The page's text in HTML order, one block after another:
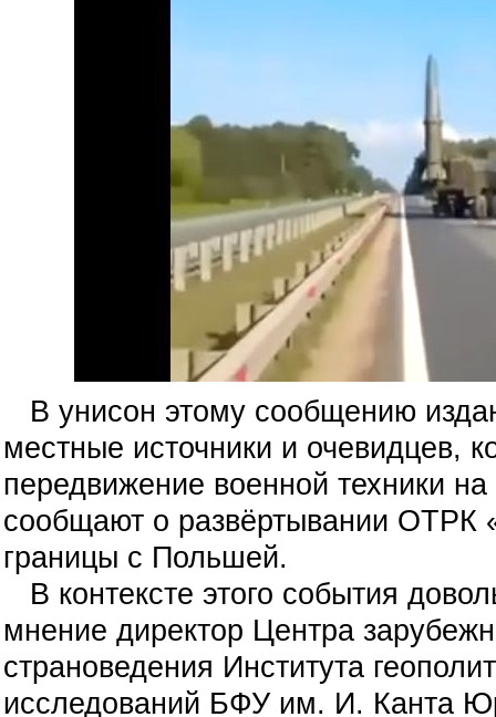
В унисон этому сообщению
местные источники и очевидцев,
передвижение военной техники
сообщают о развёртывании ОТРК
границы с Польшей.
В контексте этого события
мнение директор Центра
страноведения Института
исследований БФУ им. И. Канта